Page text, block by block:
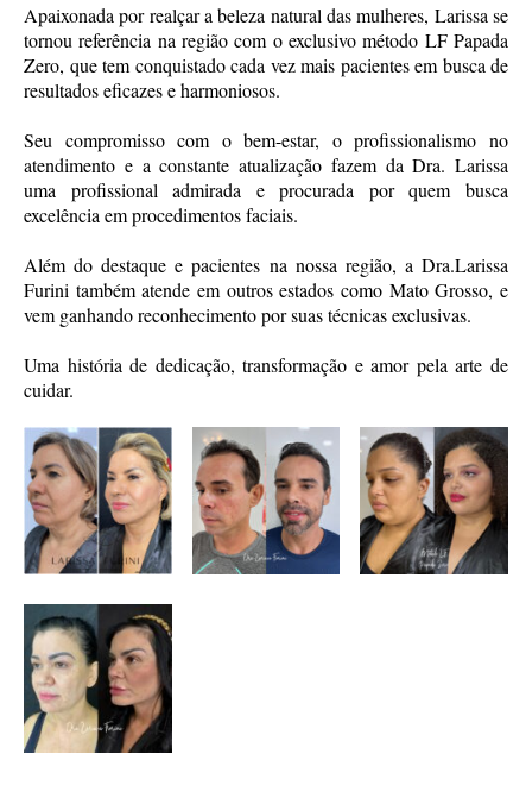
Apaixonada por realçar a beleza natural das mulheres, Larissa se
tornou referência na região com o exclusivo método LF Papada
Zero, que tem conquistado cada vez mais pacientes em busca de
resultados eficazes e harmoniosos.
Seu compromisso com o bem-estar, o profissionalismo no
atendimento e a constante atualização fazem da Dra. Larissa
uma profissional admirada e procurada por quem busca
excelência em procedimentos faciais.
Além do destaque e pacientes na nossa região, a Dra.Larissa
Furini também atende em outros estados como Mato Grosso, e
vem ganhando reconhecimento por suas técnicas exclusivas.
Uma história de dedicação, transformação e amor pela arte de
cuidar.